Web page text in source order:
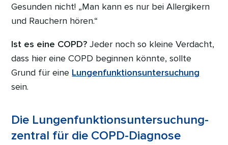
Gesunden nicht! „Man kann es nur bei Allergikern
und Rauchern hören.“
Ist es eine COPD? Jeder noch so kleine Verdacht,
dass hier eine COPD beginnen könnte, sollte
Grund für eine Lungenfunktionsuntersuchung
sein.
Die Lungenfunktionsuntersuchung-
zentral für die COPD-Diagnose